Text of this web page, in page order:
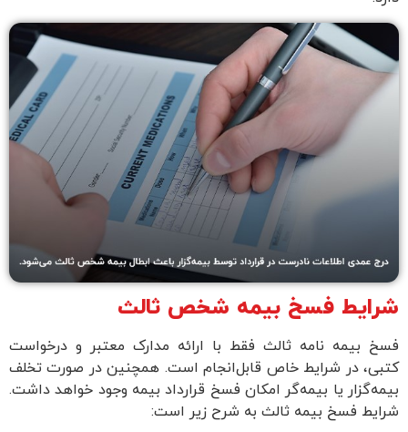
فسخ بیمه شخص ثالث
بیمه نامه ثالث فقط با ارائه مدارک معتبر و درخواست
در شرایط خاص قابل‌انجام است. همچنین در صورت تخلف
یا بیمه‌گر امکان فسخ قرارداد بیمه‌ وجود خواهد داشت.
فسخ بیمه ثالث به شرح زیر است: